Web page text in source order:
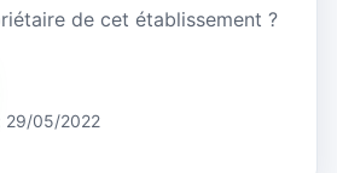
de cet établissement ?
29/05/2022